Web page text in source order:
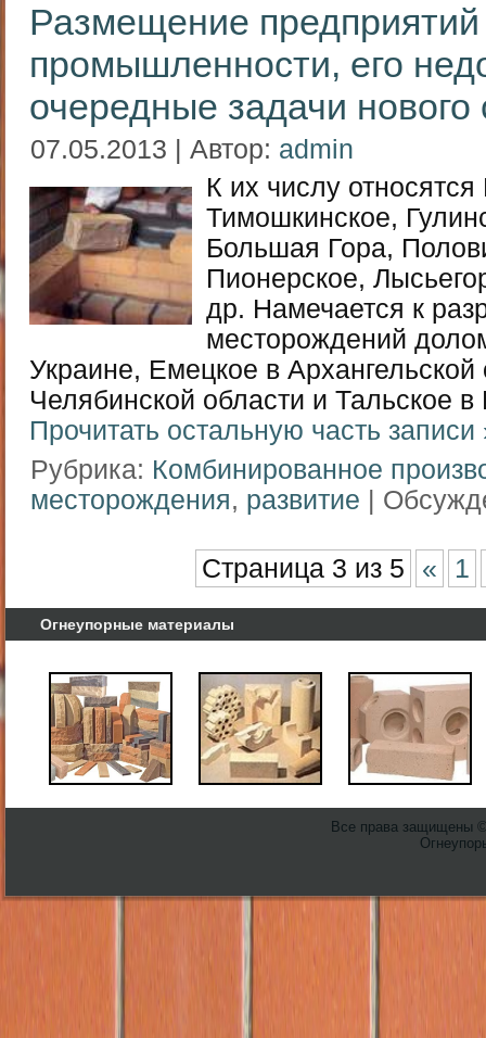
Размещение предприятий
промышленности, его
очередные задачи нового
07.05.2013 | Автор: admin
К их числу
Тимошкинское,
Большая Гора,
Пионерское,
др. Намечается к
месторождений
Украине, Емецкое в Архангельской
Челябинской области и Тальское
Прочитать остальную часть записи
Рубрика: Комбинированное
месторождения, развитие
Страница 3 из 5 « 1
Огнеупорные материалы
Все права защищены